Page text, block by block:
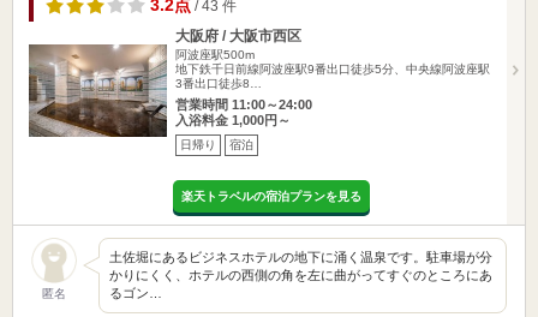
3.2点 / 43 件
大阪府 / 大阪市西区
阿波座駅500m
地下鉄千日前線阿波座駅9番出口徒歩5分、中央線阿波座駅
3番出口徒歩8…
営業時間 11:00～24:00
入浴料金 1,000円～
日帰り 宿泊
楽天トラベルの宿泊プランを見る
匿名
土佐堀にあるビジネスホテルの地下に涌く温泉です。駐車場が分
かりにくく、ホテルの西側の角を左に曲がってすぐのところにあ
るゴン…